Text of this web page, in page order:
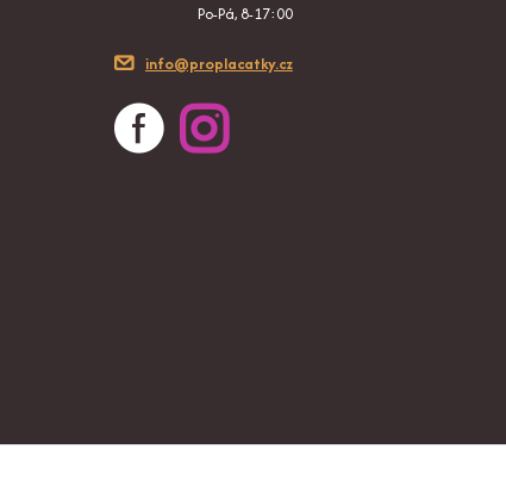
Po-Pá, 8-17:00
info@proplacatky.cz